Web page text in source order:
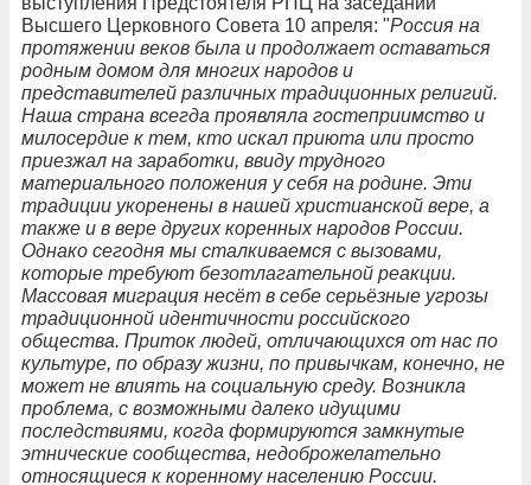
Высшего Церковного Совета 10 апреля: "Россия на
протяжении веков была и продолжает оставаться
родным домом для многих народов и
представителей различных традиционных религий.
Наша страна всегда проявляла гостеприимство и
милосердие к тем, кто искал приюта или просто
приезжал на заработки, ввиду трудного
материального положения у себя на родине. Эти
традиции укоренены в нашей христианской вере, а
также и в вере других коренных народов России.
Однако сегодня мы сталкиваемся с вызовами,
которые требуют безотлагательной реакции.
Массовая миграция несёт в себе серьёзные угрозы
традиционной идентичности российского
общества. Приток людей, отличающихся от нас по
культуре, по образу жизни, по привычкам, конечно, не
может не влиять на социальную среду. Возникла
проблема, с возможными далеко идущими
последствиями, когда формируются замкнутые
этнические сообщества, недоброжелательно
относящиеся к коренному населению России.